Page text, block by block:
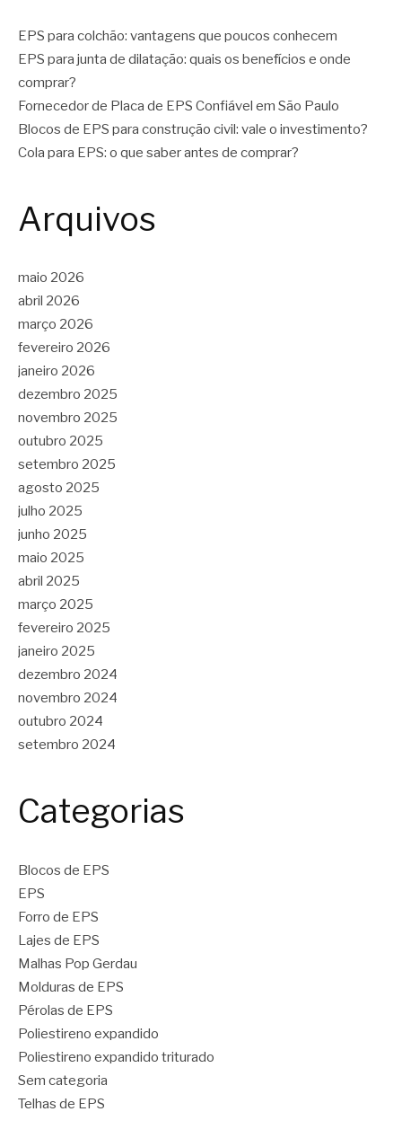
EPS para colchão: vantagens que poucos conhecem
EPS para junta de dilatação: quais os benefícios e onde
comprar?
Fornecedor de Placa de EPS Confiável em São Paulo
Blocos de EPS para construção civil: vale o investimento?
Cola para EPS: o que saber antes de comprar?
Arquivos
maio 2026
abril 2026
março 2026
fevereiro 2026
janeiro 2026
dezembro 2025
novembro 2025
outubro 2025
setembro 2025
agosto 2025
julho 2025
junho 2025
maio 2025
abril 2025
março 2025
fevereiro 2025
janeiro 2025
dezembro 2024
novembro 2024
outubro 2024
setembro 2024
Categorias
Blocos de EPS
EPS
Forro de EPS
Lajes de EPS
Malhas Pop Gerdau
Molduras de EPS
Pérolas de EPS
Poliestireno expandido
Poliestireno expandido triturado
Sem categoria
Telhas de EPS